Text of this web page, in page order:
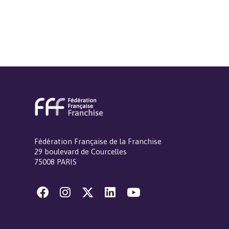
Fédération Française de la Franchise
29 boulevard de Courcelles
75008 PARIS